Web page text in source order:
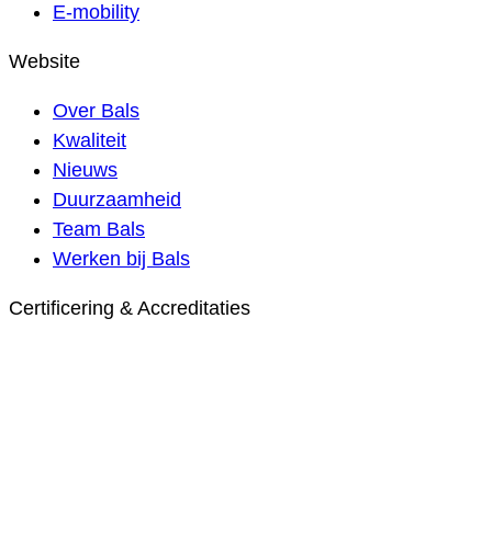
E-mobility
Website
Over Bals
Kwaliteit
Nieuws
Duurzaamheid
Team Bals
Werken bij Bals
Certificering & Accreditaties